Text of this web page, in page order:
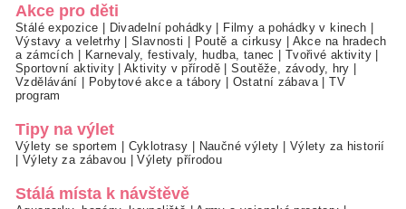
Akce pro děti
Stálé expozice Divadelní pohádky Filmy a pohádky v kinech
Výstavy a veletrhy|Slavnosti Poutě a cirkusy
Akce na hradech
a zámcích
Karnevaly, festivaly, hudba, tanec Tvořivé aktivity
Sportovní aktivity|Aktivity v přírodě |Soutěže, závody, hry
Vzdělávání
Pobytové akce a tábory Ostatní zábava |TV
program
Tipy na výlet
Výlety se sportem Cyklotrasy Naučné výlety
Výlety za historií
Výlety za zábavou |Výlety přírodou
Stálá místa k návštěvě